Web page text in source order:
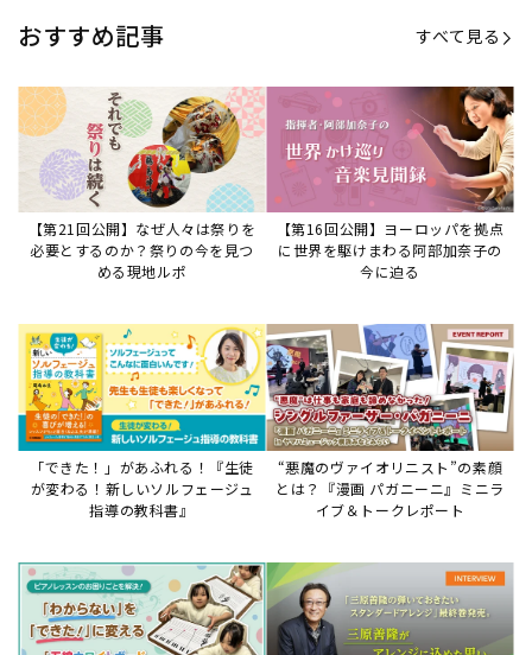
「できた！」があふれる！『生徒
指導の教科書』
イブ＆トークレポート
ード活用術
サイトからのお知らせ
ータについて
2026年7月27日